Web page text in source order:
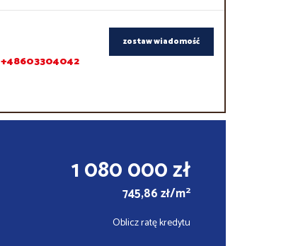
+48603304042
zostaw wiadomość
1 080 000 zł
745,86 zł/m2
Oblicz ratę kredytu